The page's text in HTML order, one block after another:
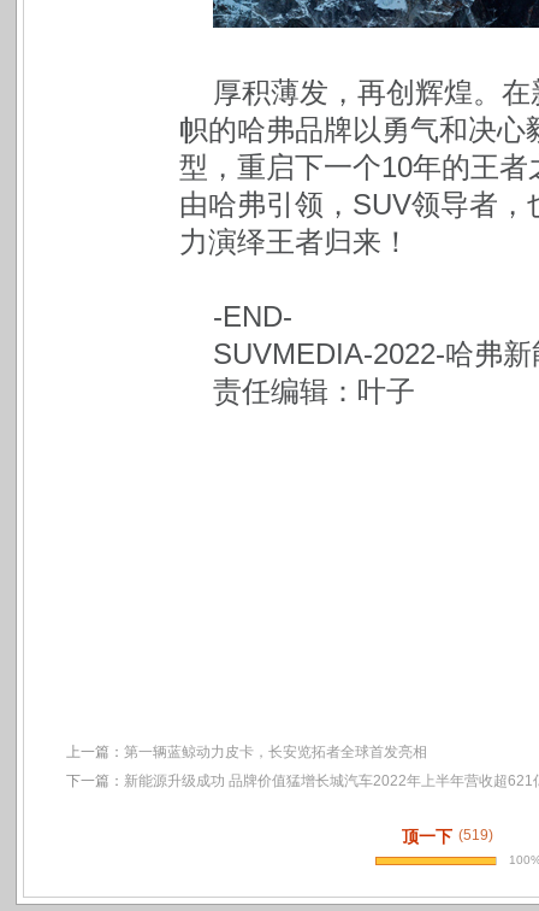
厚积薄发，再创辉煌。
帜的哈弗品牌以勇气和决
型，重启下一个10年的王
由哈弗引领，SUV领导者
力演绎王者归来！
-END-
SUVMEDIA-2022-哈弗
责任编辑：叶子
上一篇： 第一辆蓝鲸动力皮卡，长安览拓者全球首发亮相
下一篇： 新能源升级成功 品牌价值猛增长城汽车2022年上半年营收超621
顶一下 (519)